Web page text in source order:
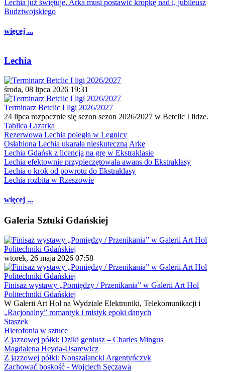
Lechia już świętuje, Arka musi postawić kropkę nad i, jubileusz
Budziwojskiego
więcej ...
Lechia
środa, 08 lipca 2026 19:31
Terminarz Betclic I ligi 2026/2027
24 lipca rozpocznie się sezon sezon 2026/2027 w Betclic I lidze.
Tablica Łazarka
Rezerwowa Lechia poległa w Legnicy
Osłabiona Lechia ukarała nieskuteczną Arkę
Lechia Gdańsk z licencją na grę w Ekstraklasie
Lechia efektownie przypieczętowała awans do Ekstraklasy
Lechia o krok od powrotu do Ekstraklasy
Lechia rozbita w Rzeszowie
więcej ...
Galeria Sztuki Gdańskiej
wtorek, 26 maja 2026 07:58
Finisaż wystawy „Pomiędzy / Przenikania” w Galerii Art Hol
Politechniki Gdańskiej
W Galerii Art Hol na Wydziale Elektroniki, Telekomunikacji i
„Racjonalny” romantyk i mistyk epoki danych
Staszek
Hierofonia w sztuce
Z jazzowej półki: Dziki geniusz – Charles Mingus
Magdalena Heyda-Usarewicz
Z jazzowej półki: Nonszalancki Argentyńczyk
Zachować boskość - Wojciech Sęczawa